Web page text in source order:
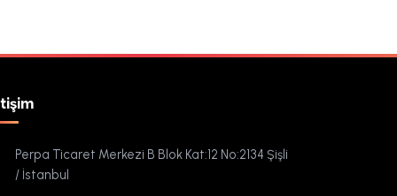
Perpa Ticaret Merkezi B Blok Kat:12 No:2134 Şişli
/ İstanbul